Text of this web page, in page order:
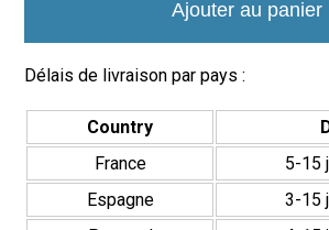
et confort. Grâce à sa polyvalence, il
gamme de projets, qu’ils soient résidentiels
Avec une installation et un entretien faciles, le
quel espace, apportant une finition de haute
unique.
cm
Ajouter au panier
Délais de livraison par pays :
Country
France
5-15
Espagne
3-15